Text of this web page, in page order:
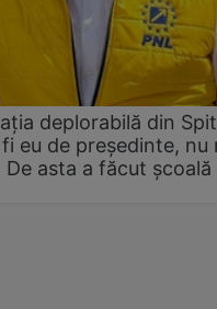
deplorabilă din
eu de președinte, nu
asta a făcut școală